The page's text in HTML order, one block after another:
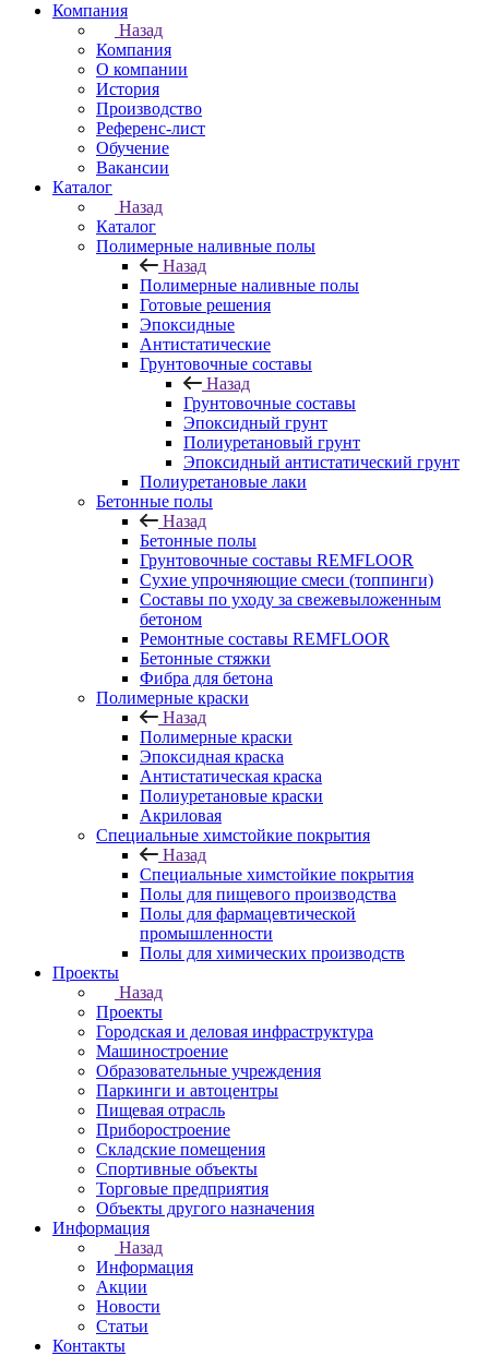
Компания
Назад
Компания
О компании
История
Производство
Референс-лист
Обучение
Вакансии
Каталог
Назад
Каталог
Полимерные наливные полы
Назад
Полимерные наливные полы
Готовые решения
Эпоксидные
Антистатические
Грунтовочные составы
Назад
Грунтовочные составы
Эпоксидный грунт
Полиуретановый грунт
Эпоксидный антистатический грунт
Полиуретановые лаки
Бетонные полы
Назад
Бетонные полы
Грунтовочные составы REMFLOOR
Сухие упрочняющие смеси (топпинги)
Составы по уходу за свежевыложенным
бетоном
Ремонтные составы REMFLOOR
Бетонные стяжки
Фибра для бетона
Полимерные краски
Назад
Полимерные краски
Эпоксидная краска
Антистатическая краска
Полиуретановые краски
Акриловая
Специальные химстойкие покрытия
Назад
Специальные химстойкие покрытия
Полы для пищевого производства
Полы для фармацевтической
промышленности
Полы для химических производств
Проекты
Назад
Проекты
Городская и деловая инфраструктура
Машиностроение
Образовательные учреждения
Паркинги и автоцентры
Пищевая отрасль
Приборостроение
Складские помещения
Спортивные объекты
Торговые предприятия
Объекты другого назначения
Информация
Назад
Информация
Акции
Новости
Статьи
Контакты